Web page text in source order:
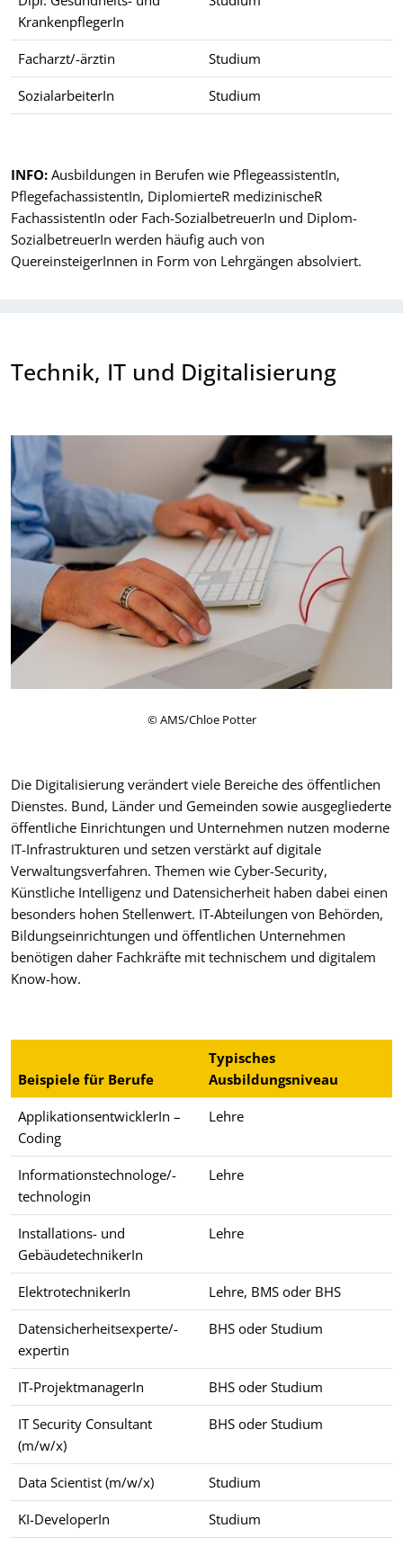
KrankenpflegerIn
Facharzt/-ärztin Studium
SozialarbeiterIn Studium
INFO: Ausbildungen in Berufen wie PflegeassistentIn,
PflegefachassistentIn, DiplomierteR medizinischeR
FachassistentIn oder Fach-SozialbetreuerIn und Diplom-
SozialbetreuerIn werden häufig auch von
QuereinsteigerInnen in Form von Lehrgängen absolviert.
Technik, IT und Digitalisierung
© AMS/Chloe Potter
Die Digitalisierung verändert viele Bereiche des öffentlichen
Dienstes. Bund, Länder und Gemeinden sowie ausgegliederte
öffentliche Einrichtungen und Unternehmen nutzen moderne
IT-Infrastrukturen und setzen verstärkt auf digitale
Verwaltungsverfahren. Themen wie Cyber-Security,
Künstliche Intelligenz und Datensicherheit haben dabei einen
besonders hohen Stellenwert. IT-Abteilungen von Behörden,
Bildungseinrichtungen und öffentlichen Unternehmen
benötigen daher Fachkräfte mit technischem und digitalem
Know-how.
Beispiele für Berufe
Typisches
Ausbildungsniveau
ApplikationsentwicklerIn –
Coding
Lehre
Informationstechnologe/-
technologin
Lehre
Installations- und
GebäudetechnikerIn
Lehre
ElektrotechnikerIn Lehre, BMS oder BHS
Datensicherheitsexperte/-
expertin
BHS oder Studium
IT-ProjektmanagerIn BHS oder Studium
IT Security Consultant
(m/w/x)
BHS oder Studium
Data Scientist (m/w/x) Studium
KI-DeveloperIn Studium